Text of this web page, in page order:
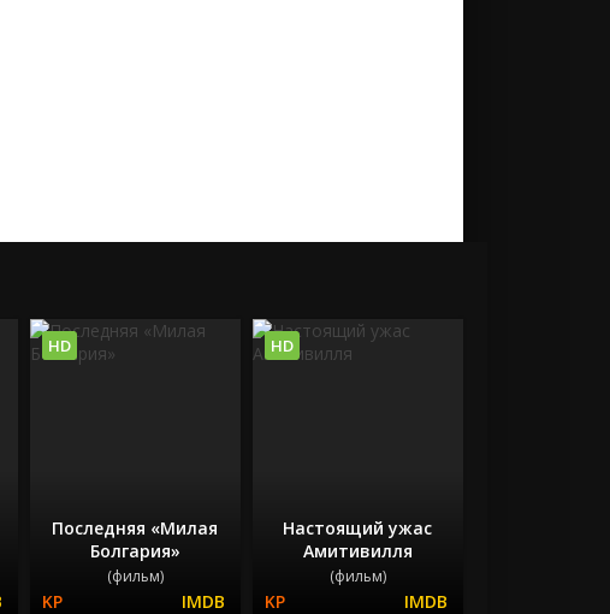
Последняя «Милая
Болгария»
(фильм)
HD
Настоящий ужас
Амитивилля
(фильм)
HD